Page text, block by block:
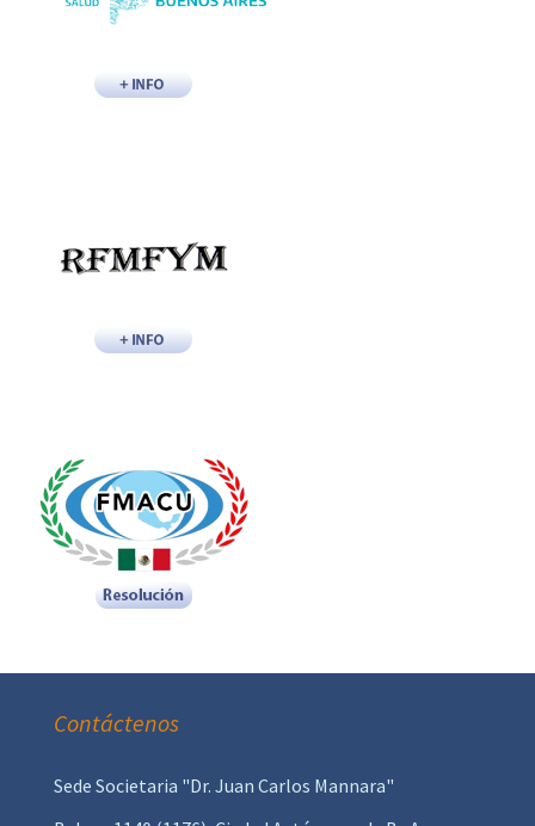
Contáctenos
Sede Societaria "Dr. Juan Carlos Mannara"